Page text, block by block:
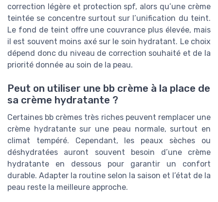
correction légère et protection spf, alors qu’une crème
teintée se concentre surtout sur l’unification du teint.
Le fond de teint offre une couvrance plus élevée, mais
il est souvent moins axé sur le soin hydratant. Le choix
dépend donc du niveau de correction souhaité et de la
priorité donnée au soin de la peau.
Peut on utiliser une bb crème à la place de
sa crème hydratante ?
Certaines bb crèmes très riches peuvent remplacer une
crème hydratante sur une peau normale, surtout en
climat tempéré. Cependant, les peaux sèches ou
déshydratées auront souvent besoin d’une crème
hydratante en dessous pour garantir un confort
durable. Adapter la routine selon la saison et l’état de la
peau reste la meilleure approche.